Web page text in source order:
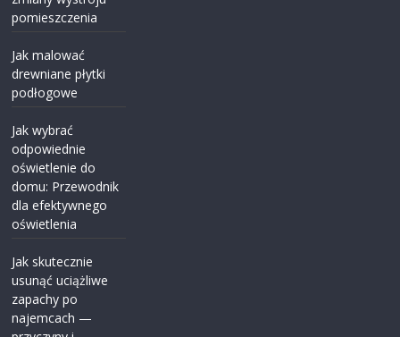
pomieszczenia
Jak malować
drewniane płytki
podłogowe
Jak wybrać
odpowiednie
oświetlenie do
domu: Przewodnik
dla efektywnego
oświetlenia
Jak skutecznie
usunąć uciążliwe
zapachy po
najemcach —